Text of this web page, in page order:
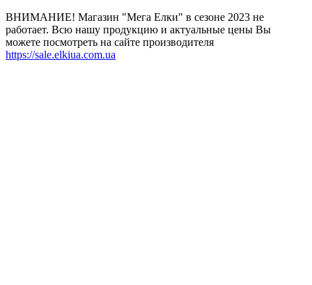
ВНИМАНИЕ! Магазин "Мега Елки" в сезоне 2023 не
работает. Всю нашу продукцию и актуальные цены Вы
можете посмотреть на сайте производителя
https://sale.elkiua.com.ua